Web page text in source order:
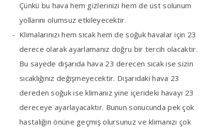
Çünkü bu hava hem gizlerinizi hem de üst solunum
yollarını olumsuz etkileyecektir.
Klimalarınızı hem sıcak hem de soğuk havalar için 23
derece olarak ayarlamanız doğru bir tercih olacaktır.
Bu sayede dışarıda hava 23 derecen sıcak ise sizin
sıcaklığınız değişmeyecektir. Dışarıdaki hava 23
dereden soğuk ise klimanız yine içerideki havayı 23
dereceye ayarlayacaktır. Bunun sonucunda pek çok
hastalığın önüne geçmiş olursunuz ve klimanızı çok